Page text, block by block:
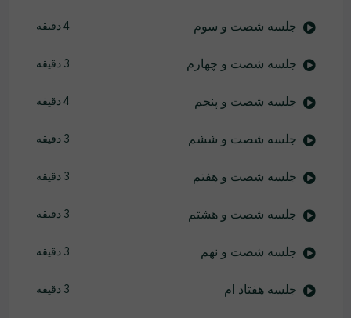
جلسه شصت و سوم 4 دقیقه
جلسه شصت و چهارم 3 دقیقه
جلسه شصت و پنجم 4 دقیقه
جلسه شصت و ششم 3 دقیقه
جلسه شصت و هفتم 3 دقیقه
جلسه شصت و هشتم 3 دقیقه
جلسه شصت و نهم 3 دقیقه
جلسه هفتاد ام 3 دقیقه